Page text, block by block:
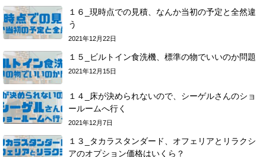
１６_現時点での見積、なんか当初の予定と全然違
う
2021年12月22日
１５_ビルトイン食洗機、標準の物でいいのか問題
2021年12月15日
１４_床が決められないので、シーゲルさんのショ
ールームへ行く
2021年12月7日
１３_タカラスタンダード、オフェリアとリラクシ
アのオプション価格はいくら？